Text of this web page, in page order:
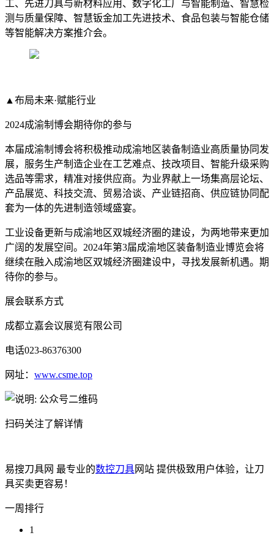
工、先进刀具与新材料应用、数字化工厂与智能制造、智慧检
测与质量保障、智慧钣金加工先进技术、食品包装与智能仓储
等智能解决方案推介会。
▲布局未来·赋能行业
2024成渝制博会期待你的参与
本届成渝制博会将积极推动成渝地区装备制造业高质量协同发
展，服务生产制造企业在工艺难点、技改项目、智能升级采购
选品等需求，精准对接供应商。为业界献上一场集高层论坛、
产品展览、科技交流、贸易洽谈、产业链招商、供应链协同配
套为一体的先进制造领域盛宴。
工业设备更新与成渝地区双城经济圈的建设，为两地带来更加
广阔的发展空间。2024年第3届成渝地区装备制造业博览会将
继续在融入成渝地区双城经济圈建设中，寻找发展新机遇。期
待你的参与。
展会联系方式
成都立嘉会议展览有限公司
电话023-86376300
网址： www.csme.top
扫码关注了解详情
易搜刀具网 最专业的数控刀具网站 提供极致用户体验，让刀
具买卖更容易！
一周排行
1